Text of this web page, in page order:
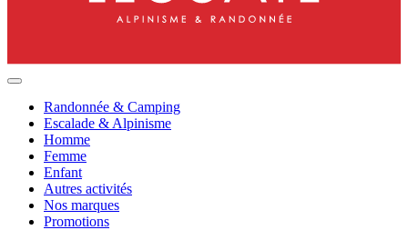
Randonnée & Camping
Escalade & Alpinisme
Homme
Femme
Enfant
Autres activités
Nos marques
Promotions